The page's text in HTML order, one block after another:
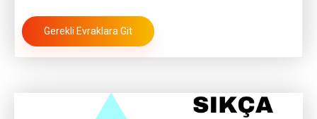
Gerekli Evraklara Git